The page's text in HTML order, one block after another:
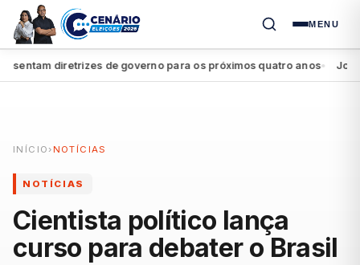
MENU
diretrizes de governo para os próximos quatro anos● João
INÍCIO › NOTÍCIAS
NOTÍCIAS
Cientista político lança
curso para debater o Brasil